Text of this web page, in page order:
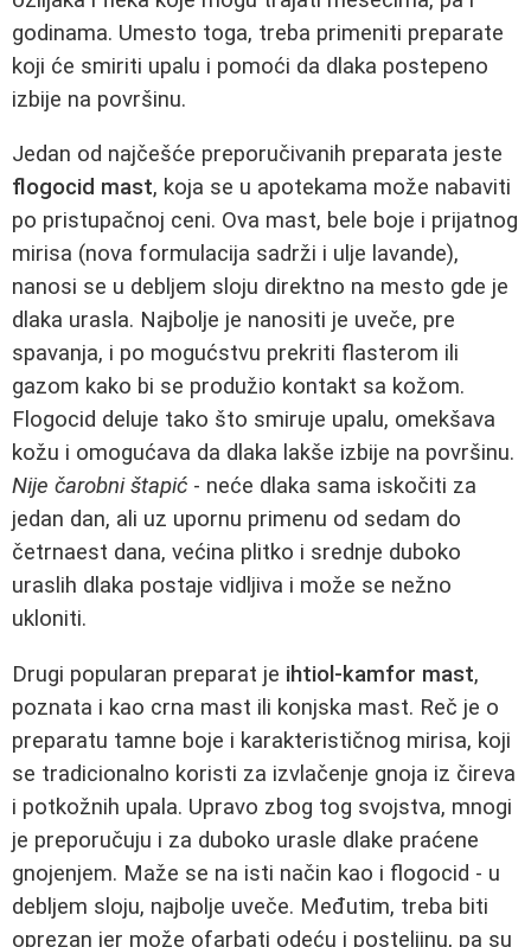
godinama. Umesto toga, treba primeniti preparate
koji će smiriti upalu i pomoći da dlaka postepeno
izbije na površinu.
Jedan od najčešće preporučivanih preparata jeste
flogocid mast, koja se u apotekama može nabaviti
po pristupačnoj ceni. Ova mast, bele boje i prijatnog
mirisa (nova formulacija sadrži i ulje lavande),
nanosi se u debljem sloju direktno na mesto gde je
dlaka urasla. Najbolje je nanositi je uveče, pre
spavanja, i po mogućstvu prekriti flasterom ili
gazom kako bi se produžio kontakt sa kožom.
Flogocid deluje tako što smiruje upalu, omekšava
kožu i omogućava da dlaka lakše izbije na površinu.
Nije čarobni štapić - neće dlaka sama iskočiti za
jedan dan, ali uz upornu primenu od sedam do
četrnaest dana, većina plitko i srednje duboko
uraslih dlaka postaje vidljiva i može se nežno
ukloniti.
Drugi popularan preparat je ihtiol-kamfor mast,
poznata i kao crna mast ili konjska mast. Reč je o
preparatu tamne boje i karakterističnog mirisa, koji
se tradicionalno koristi za izvlačenje gnoja iz čireva
i potkožnih upala. Upravo zbog tog svojstva, mnogi
je preporučuju i za duboko urasle dlake praćene
gnojenjem. Maže se na isti način kao i flogocid - u
debljem sloju, najbolje uveče. Međutim, treba biti
oprezan jer može ofarbati odeću i posteljinu, pa su